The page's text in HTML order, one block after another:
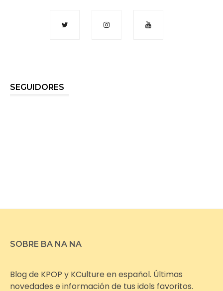
SEGUIDORES
SOBRE BA NA NA
Blog de KPOP y KCulture en español. Últimas
novedades e información de tus idols favoritos.